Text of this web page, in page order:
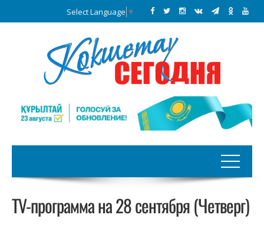
Select Language ▼
TV-программа на 28 сентября (Четверг)